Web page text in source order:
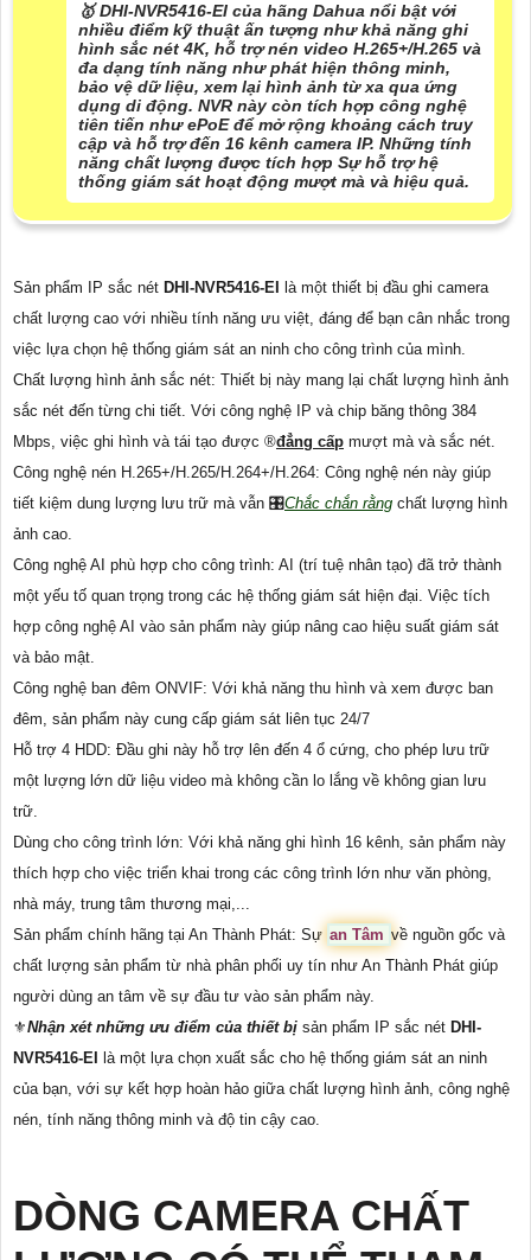
🥇 DHI-NVR5416-EI của hãng Dahua nổi bật với
nhiều điểm kỹ thuật ấn tượng như khả năng ghi
hình sắc nét 4K, hỗ trợ nén video H.265+/H.265 và
đa dạng tính năng như phát hiện thông minh,
bảo vệ dữ liệu, xem lại hình ảnh từ xa qua ứng
dụng di động. NVR này còn tích hợp công nghệ
tiên tiến như ePoE để mở rộng khoảng cách truy
cập và hỗ trợ đến 16 kênh camera IP. Những tính
năng chất lượng được tích hợp Sự hỗ trợ hệ
thống giám sát hoạt động mượt mà và hiệu quả.
Sản phẩm IP sắc nét DHI-NVR5416-EI
là một thiết bị đầu ghi camera
chất lượng cao với nhiều tính năng ưu việt, đáng để bạn cân nhắc trong
việc lựa chọn hệ thống giám sát an ninh cho công trình của mình.
Chất lượng hình ảnh sắc nét: Thiết bị này mang lại chất lượng hình ảnh
sắc nét đến từng chi tiết. Với công nghệ IP và chip băng thông 384
Mbps, việc ghi hình và tái tạo được ®️đẳng cấp mượt mà và sắc nét.
Công nghệ nén H.265+/H.265/H.264+/H.264: Công nghệ nén này giúp
tiết kiệm dung lượng lưu trữ mà vẫn 🎛Chắc chắn rằng chất lượng hình
ảnh cao.
Công nghệ AI phù hợp cho công trình: AI (trí tuệ nhân tạo) đã trở thành
một yếu tố quan trọng trong các hệ thống giám sát hiện đại. Việc tích
hợp công nghệ AI vào sản phẩm này giúp nâng cao hiệu suất giám sát
và bảo mật.
Công nghệ ban đêm ONVIF: Với khả năng thu hình và xem được ban
đêm, sản phẩm này cung cấp giám sát liên tục 24/7
Hỗ trợ 4 HDD: Đầu ghi này hỗ trợ lên đến 4 ổ cứng, cho phép lưu trữ
một lượng lớn dữ liệu video mà không cần lo lắng về không gian lưu
trữ.
Dùng cho công trình lớn: Với khả năng ghi hình 16 kênh, sản phẩm này
thích hợp cho việc triển khai trong các công trình lớn như văn phòng,
nhà máy, trung tâm thương mại,...
Sản phẩm chính hãng tại An Thành Phát: Sự an Tâm về nguồn gốc và
chất lượng sản phẩm từ nhà phân phối uy tín như An Thành Phát giúp
người dùng an tâm về sự đầu tư vào sản phẩm này.
⚜️Nhận xét những ưu điểm của thiết bị sản phẩm IP sắc nét DHI-
NVR5416-EI
là một lựa chọn xuất sắc cho hệ thống giám sát an ninh
của bạn, với sự kết hợp hoàn hảo giữa chất lượng hình ảnh, công nghệ
nén, tính năng thông minh và độ tin cậy cao.
DÒNG CAMERA CHẤT